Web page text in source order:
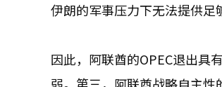
伊朗的军事压力下无法提供足
因此，阿联酋的OPEC退出具